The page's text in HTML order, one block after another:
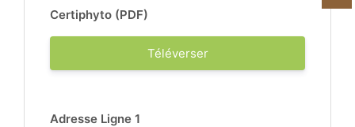
Certiphyto (PDF)
Téléverser
Adresse Ligne 1